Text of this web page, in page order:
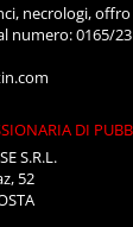
necrologi,
numero: 0165/
DI
S.R.L.
52